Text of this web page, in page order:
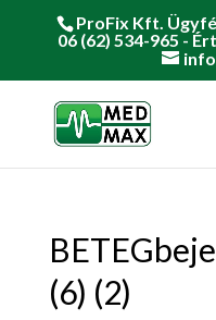
ProFix Kft.
06 (62) 534-965 -
(6) (2)